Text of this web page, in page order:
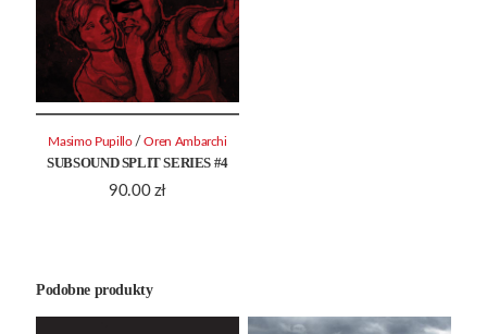
SUBSOUND SPLIT SERIES #4
90.00 zł
Masimo Pupillo /Oren Ambarchi
Podobne produkty